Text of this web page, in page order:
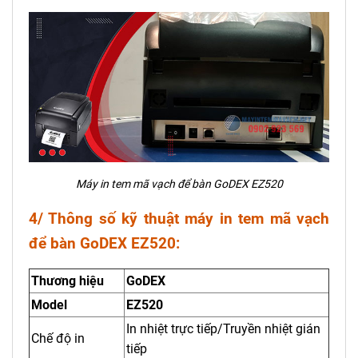
Máy in tem mã vạch để bàn GoDEX EZ520
4/ Thông số kỹ thuật máy in tem mã vạch
để bàn GoDEX EZ520:
Thương hiệu
GoDEX
Model
EZ520
Chế độ in
In nhiệt trực tiếp/Truyền nhiệt gián
tiếp